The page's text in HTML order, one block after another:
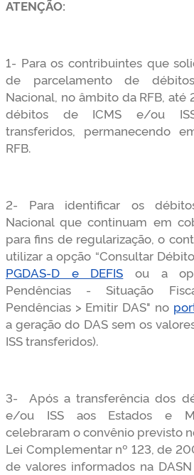
ATENÇÃO:
1- Para os contribuintes que
de parcelamento de
Nacional, no âmbito da RFB,
débitos de ICMS e/ou
transferidos, permanecendo
RFB.
2- Para identificar os
Nacional que continuam em
para fins de regularização, o
utilizar a opção “Consultar
PGDAS-D e DEFIS ou a
Pendências - Situação
Pendências > Emitir DAS" no
a geração do DAS sem os
ISS transferidos).
3- Após a transferência dos
e/ou ISS aos Estados e
celebraram o convênio previsto
Lei Complementar nº 123, de
de valores informados na